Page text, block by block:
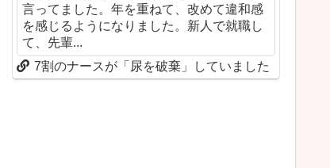
言ってました。年を重ねて、改めて違和感
を感じるようになりました。新人で就職し
て、先輩...
7割のナースが「尿を破棄」していました